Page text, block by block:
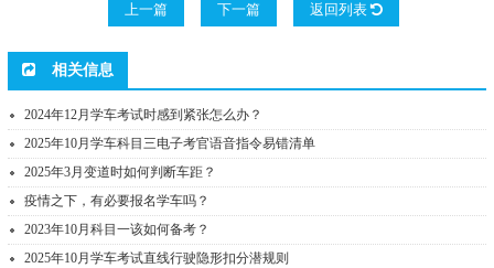
上一篇 下一篇 返回列表
相关信息
2024年12月学车考试时感到紧张怎么办？
2025年10月学车科目三电子考官语音指令易错清单
2025年3月变道时如何判断车距？
疫情之下，有必要报名学车吗？
2023年10月科目一该如何备考？
2025年10月学车考试直线行驶隐形扣分潜规则